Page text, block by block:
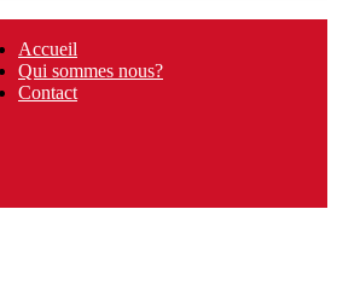
Accueil
Qui sommes nous?
Contact